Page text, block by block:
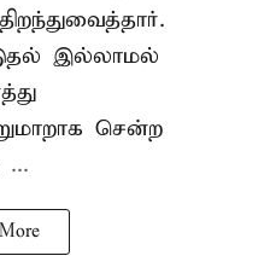
இல்லாமல்
சென்ற